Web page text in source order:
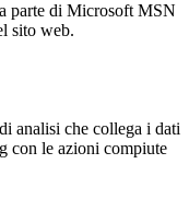
parte di Microsoft MSN
sito web.
analisi che collega i dati
con le azioni compiute